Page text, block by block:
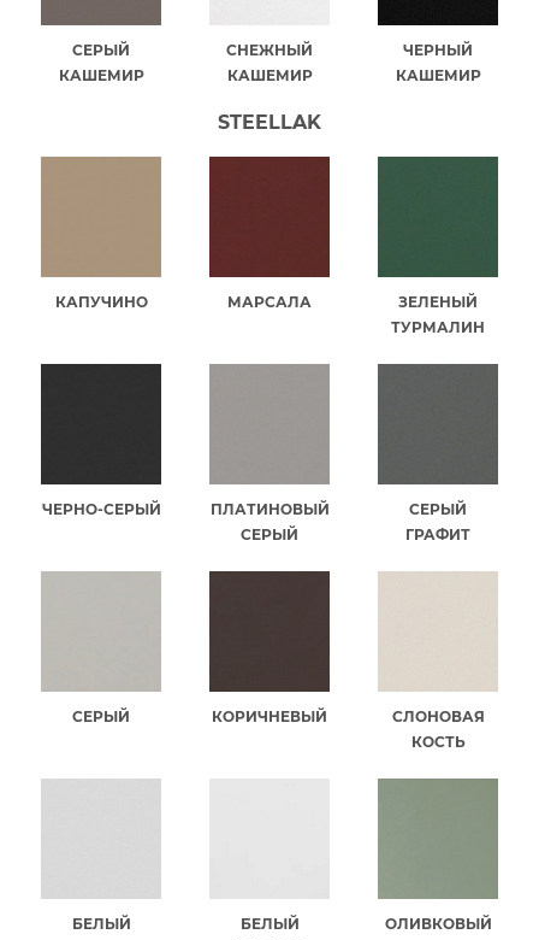
СЕРЫЙ
КАШЕМИР
СНЕЖНЫЙ
КАШЕМИР
ЧЕРНЫЙ
КАШЕМИР
STEELLAK
КАПУЧИНО МАРСАЛА
ЗЕЛЕНЫЙ
ТУРМАЛИН
ЧЕРНО-СЕРЫЙ
ПЛАТИНОВЫЙ
СЕРЫЙ
СЕРЫЙ
ГРАФИТ
СЕРЫЙ КОРИЧНЕВЫЙ
СЛОНОВАЯ
КОСТЬ
БЕЛЫЙ
БЕЛЫЙ
ОЛИВКОВЫЙ